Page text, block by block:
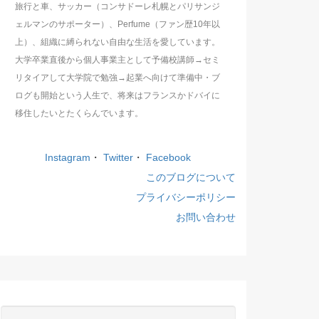
旅行と車、サッカー（コンサドーレ札幌とパリサンジ
ェルマンのサポーター）、Perfume（ファン歴10年以
上）、組織に縛られない自由な生活を愛しています。
大学卒業直後から個人事業主として予備校講師→セミ
リタイアして大学院で勉強→起業へ向けて準備中・ブ
ログも開始という人生で、将来はフランスかドバイに
移住したいとたくらんでいます。
Instagram ・ Twitter ・
Facebook
このブログについて
プライバシーポリシー
お問い合わせ